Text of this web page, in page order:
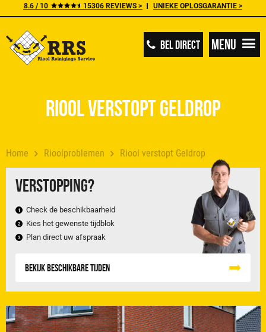
8.6 / 10 15306 REVIEWS > UNIEKE OPLOSGARANTIE >
BEL DIRECT Menu
Home Rioolproblemen Riool verstopt Geldrop
Verstopping?
Check de beschikbaarheid
Kies het gewenste tijdblok
Plan direct uw afspraak
Bekijk beschikbare tijden
Riool verstopt Geldrop